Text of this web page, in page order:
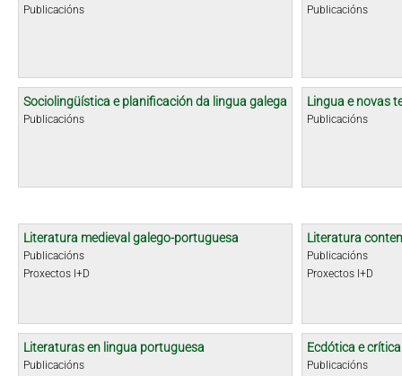
Publicacións Publicacións
Sociolingüística e planificación da lingua galega
Publicacións
Lingua e novas
Publicacións
Literatura medieval galego-portuguesa
Publicacións
Proxectos I+D
Literatura
Publicacións
Proxectos I+D
Literaturas en lingua portuguesa
Publicacións
Ecdótica e
Publicacións